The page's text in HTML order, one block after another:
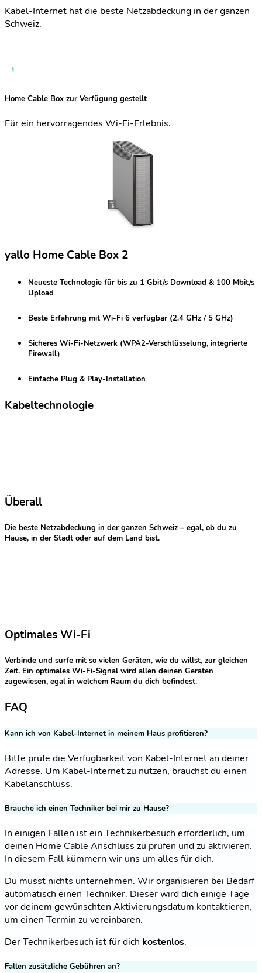
Kabel-Internet hat die beste Netzabdeckung in der ganzen
Schweiz.
Home Cable Box zur Verfügung gestellt
Für ein hervorragendes Wi-Fi-Erlebnis.
yallo Home Cable Box 2
Neueste Technologie für bis zu 1 Gbit/s Download & 100 Mbit/s
Upload
Beste Erfahrung mit Wi-Fi 6 verfügbar (2.4 GHz / 5 GHz)
Sicheres Wi-Fi-Netzwerk (WPA2-Verschlüsselung, integrierte
Firewall)
Einfache Plug & Play-Installation
Kabeltechnologie
Überall
Die beste Netzabdeckung in der ganzen Schweiz – egal, ob du zu
Hause, in der Stadt oder auf dem Land bist.
Optimales Wi-Fi
Verbinde und surfe mit so vielen Geräten, wie du willst, zur gleichen
Zeit. Ein optimales Wi-Fi-Signal wird allen deinen Geräten
zugewiesen, egal in welchem Raum du dich befindest.
FAQ
Kann ich von Kabel-Internet in meinem Haus profitieren?
Bitte prüfe die Verfügbarkeit von Kabel-Internet an deiner
Adresse. Um Kabel-Internet zu nutzen, brauchst du einen
Kabelanschluss.
Brauche ich einen Techniker bei mir zu Hause?
In einigen Fällen ist ein Technikerbesuch erforderlich, um
deinen Home Cable Anschluss zu prüfen und zu aktivieren.
In diesem Fall kümmern wir uns um alles für dich.
Du musst nichts unternehmen. Wir organisieren bei Bedarf
automatisch einen Techniker. Dieser wird dich einige Tage
vor deinem gewünschten Aktivierungsdatum kontaktieren,
um einen Termin zu vereinbaren.
Der Technikerbesuch ist für dich kostenlos.
Fallen zusätzliche Gebühren an?